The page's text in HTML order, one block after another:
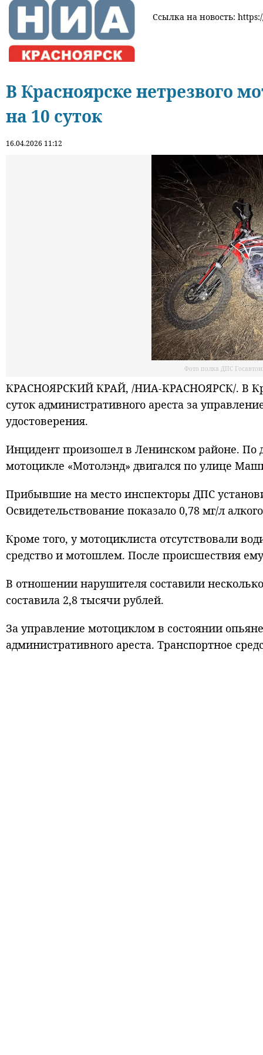
Ссылка на новость:
В Красноярске нетрезвого
на 10 суток
16.04.2026 11:12
Фото полка ДПС
КРАСНОЯРСКИЙ КРАЙ, /НИА-КРАСНОЯРСК/. В
суток административного ареста за
удостоверения.
Инцидент произошел в Ленинском районе. По
мотоцикле «Мотолэнд» двигался по улице
Прибывшие на место инспекторы ДПС
Освидетельствование показало 0,78 мг/л
Кроме того, у мотоциклиста отсутствовали
средство и мотошлем. После происшествия
В отношении нарушителя составили
составила 2,8 тысячи рублей.
За управление мотоциклом в состоянии
административного ареста. Транспортное